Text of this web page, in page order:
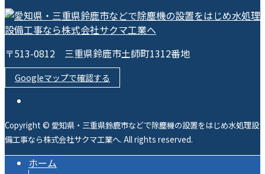
〒513-0812 三重県鈴鹿市土師町1312番地
Googleマップで確認する
Copyright © 愛知県・三重県鈴鹿市などで除塵機の設置をはじめ水処理設
備工事なら株式会社サクマ工業へ. All rights reserved.
ホーム